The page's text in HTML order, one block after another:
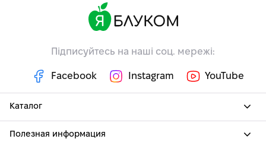
Підписуйтесь на наші соц. мережі:
Facebook Instagram YouTube
Каталог
Полезная информация